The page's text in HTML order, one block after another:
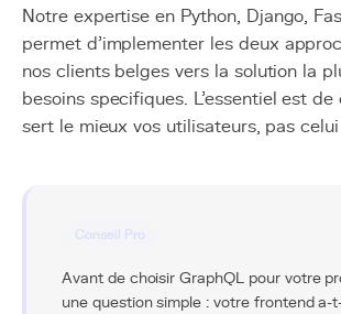
Notre expertise en Python, Django,
permet d'implementer les deux
nos clients belges vers la solution la
besoins specifiques. L'essentiel est
sert le mieux vos utilisateurs, pas
Conseil Pro
Avant de choisir GraphQL pour votre
une question simple : votre frontend a-